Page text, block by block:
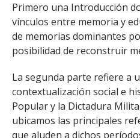
Primero una Introducción
vínculos entre memoria y
de memorias dominantes
posibilidad de reconstruir
La segunda parte refiere a
contextualización social e
Popular y la Dictadura
ubicamos las principales
que aluden a dichos